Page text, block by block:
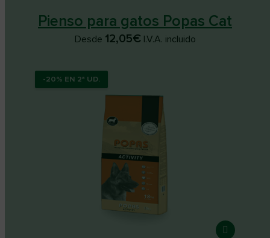
Pienso para gatos Popas Cat
Desde 12,05€I.V.A. incluido
-20% EN 2ª UD.
-20% EN 2ª UD.